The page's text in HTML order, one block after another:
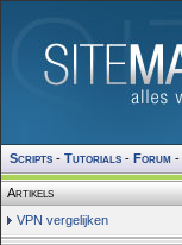
Scripts - Tutorials - Forum -
Artikels
VPN vergelijken